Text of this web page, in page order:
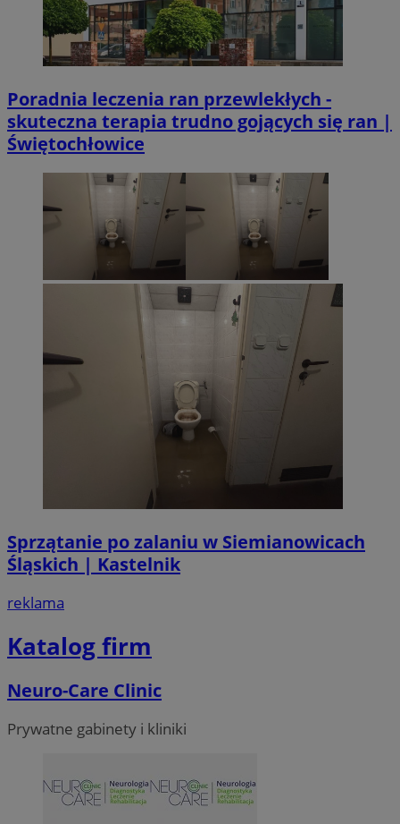
Poradnia leczenia ran przewlekłych -
skuteczna terapia trudno gojących się ran |
Świętochłowice
Sprzątanie po zalaniu w Siemianowicach
Śląskich | Kastelnik
reklama
Katalog firm
Neuro-Care Clinic
Prywatne gabinety i kliniki